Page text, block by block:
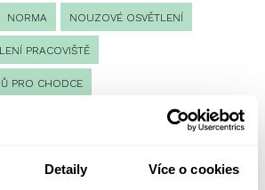
Detaily Více o cookies
NORMA NOUZOVÉ OSVĚTLENÍ
PRACOVIŠTĚ
PRO CHODCE